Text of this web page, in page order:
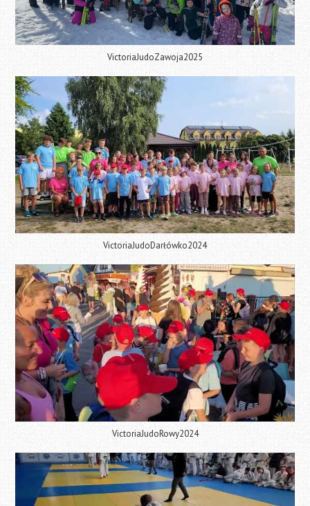
VictoriaJudoZawoja2025
VictoriaJudoDarłówko2024
VictoriaJudoRowy2024